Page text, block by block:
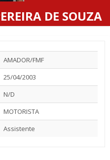
DE SOUZA
AMADOR/FMF
25/04/2003
N/D
MOTORISTA
Assistente